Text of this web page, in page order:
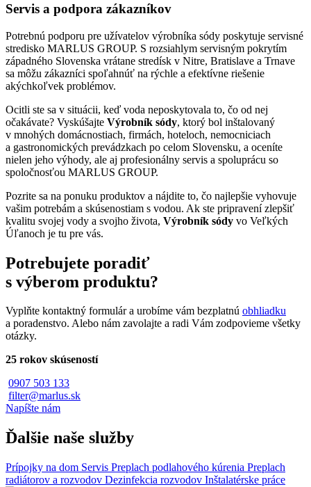
Servis a podpora zákazníkov
Potrebnú podporu pre užívatelov výrobníka sódy poskytuje servisné
stredisko MARLUS GROUP. S rozsiahlym servisným pokrytím
západného Slovenska vrátane stredísk v Nitre, Bratislave a Trnave
sa môžu zákazníci spoľahnúť na rýchle a efektívne riešenie
akýchkoľvek problémov.
Ocitli ste sa v situácii, keď voda neposkytovala to, čo od nej
očakávate? Vyskúšajte Výrobník sódy, ktorý bol inštalovaný
v mnohých domácnostiach, firmách, hoteloch, nemocniciach
a gastronomických prevádzkach po celom Slovensku, a oceníte
nielen jeho výhody, ale aj profesionálny servis a spoluprácu so
spoločnosťou MARLUS GROUP.
Pozrite sa na ponuku produktov a nájdite to, čo najlepšie vyhovuje
vašim potrebám a skúsenostiam s vodou. Ak ste pripravení zlepšiť
kvalitu svojej vody a svojho života, Výrobník sódy vo Veľkých
Úľanoch je tu pre vás.
Potrebujete poradiť
s výberom produktu?
Vyplňte kontaktný formulár a urobíme vám bezplatnú obhliadku
a poradenstvo. Alebo nám zavolajte a radi Vám zodpovieme všetky
otázky.
25 rokov skúseností
0907 503 133
filter@marlus.sk
Napíšte nám
Ďalšie naše služby
Prípojky na dom Servis Preplach podlahového kúrenia Preplach
radiátorov a rozvodov Dezinfekcia rozvodov Inštalatérske práce